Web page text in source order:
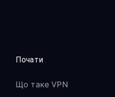
Почати
Що таке VPN